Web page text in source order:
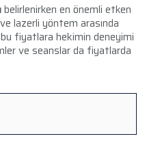
belirlenirken en önemli etken
ve lazerli yöntem arasında
fiyatlara hekimin deneyimi
ve seanslar da fiyatlarda